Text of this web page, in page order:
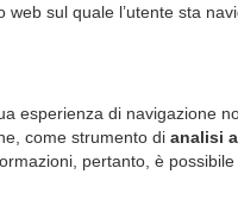
sul quale l’utente sta
esperienza di navigazione
come strumento di analisi
pertanto, è